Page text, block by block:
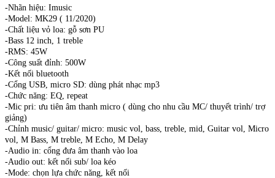
-Nhãn hiệu: Imusic
-Model: MK29 ( 11/2020)
-Chất liệu vỏ loa: gỗ sơn PU
-Bass 12 inch, 1 treble
-RMS: 45W
-Công suất đỉnh: 500W
-Kết nối bluetooth
-Cổng USB, micro SD: dùng phát nhạc mp3
-Chức năng: EQ, repeat
-Mic pri: ưu tiên âm thanh micro ( dùng cho nhu cầu MC/ thuyết trình/ trợ
giảng)
-Chỉnh music/ guitar/ micro: music vol, bass, treble, mid, Guitar vol, Micro
vol, M Bass, M treble, M Echo, M Delay
-Audio in: cổng đưa âm thanh vào loa
-Audio out: kết nối sub/ loa kéo
-Mode: chọn lựa chức năng, kết nối